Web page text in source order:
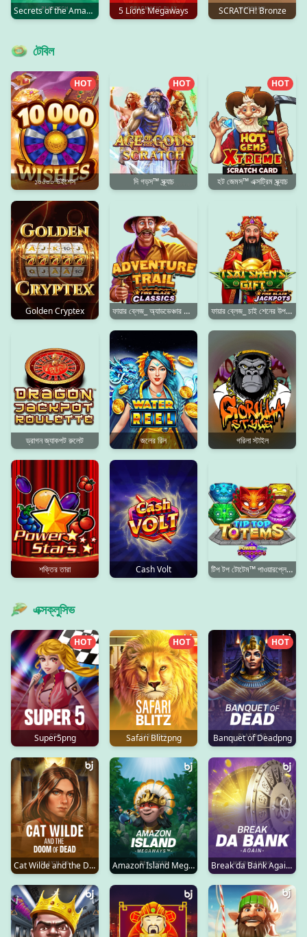
Secrets of the Amazon 5 Lions Megaways SCRATCH! Bronze
টেবিল
১০০০০ উইশেস
HOT
দি গড়স™ স্ক্র্যাচ
HOT
হট জেমস™ এক্সট্রিম স্ক্র্যাচ
HOT
Golden Cryptex ফায়ার ব্লেজ_ অ্যাডভেঞ্চার ট্রেল™ ফায়ার ব্লেজ_ চাই শেনের উপহার™
ড্রাগন জ্যাকপট রুলেট জলের রিল গরিলা স্টাইল
শক্তির তারা Cash Volt টিপ টপ টোটেম™ পাওয়ারপ্লে জ্যাকপট
এক্সক্লুসিভ
Super5png
HOT
Safari Blitzpng
HOT
Banquet of Deadpng
HOT
Cat Wilde and the Doom of Deadpng Amazon Island Megawayspng Break da Bank Againpng